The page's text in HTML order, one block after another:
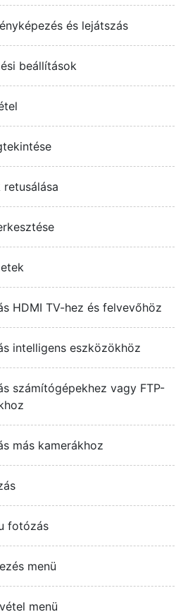
és lejátszás
beállítások
retusálása
HDMI TV-hez és felvevőhöz
intelligens eszközökhöz
számítógépekhez vagy FTP-
más kamerákhoz
fotózás
menü
menü